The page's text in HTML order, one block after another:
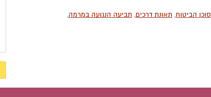
סוכן הביטוח, תאונת דרכים, תביעה הנגועה במרמה,